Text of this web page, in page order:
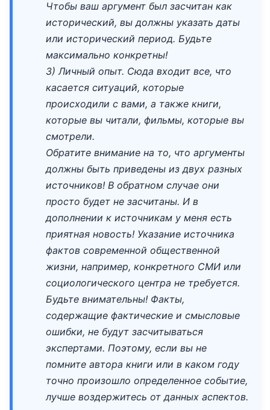
Чтобы ваш аргумент был засчитан как
исторический, вы должны указать даты
или исторический период. Будьте
максимально конкретны!
3) Личный опыт. Сюда входит все, что
касается ситуаций, которые
происходили с вами, а также книги,
которые вы читали, фильмы, которые вы
смотрели.
Обратите внимание на то, что аргументы
должны быть приведены из двух разных
источников! В обратном случае они
просто будет не засчитаны. И в
дополнении к источникам у меня есть
приятная новость! Указание источника
фактов современной общественной
жизни, например, конкретного СМИ или
социологического центра не требуется.
Будьте внимательны! Факты,
содержащие фактические и смысловые
ошибки, не будут засчитываться
экспертами. Поэтому, если вы не
помните автора книги или в каком году
точно произошло определенное событие,
лучше воздержитесь от данных аспектов.